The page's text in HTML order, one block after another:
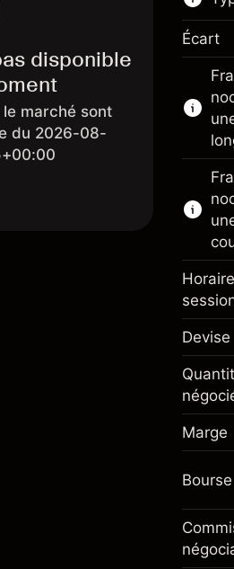
disponible
marché sont
du 2026-08-
Cet
En
CFD
Écart
~
Devise
Marge
Bourse